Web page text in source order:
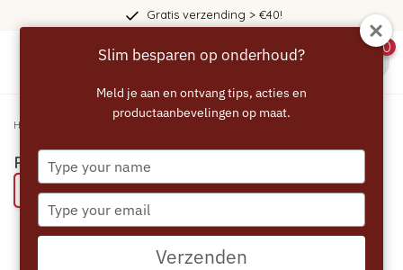
Gratis verzending > €40!
0
Home
PHILIPS SAECO Vloeibare Ontkalker - 250ml
Bespaar 59% met een ECCELLENTE product
Slim besparen op onderhoud?
Meld je aan en ontvang tips, acties en
productaanbevelingen op maat.
Type
your
name
Type
your
email
Verzenden